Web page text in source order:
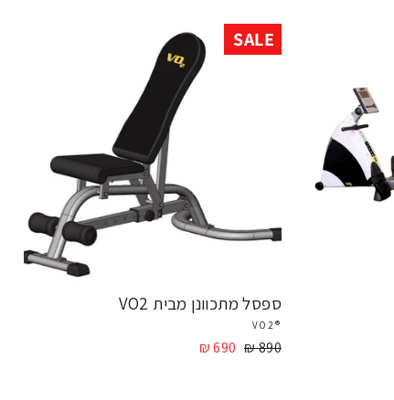
SALE
ספסל מתכוונן מבית VO2
®VO2
מחיר
890 ₪
מחיר
690 ₪